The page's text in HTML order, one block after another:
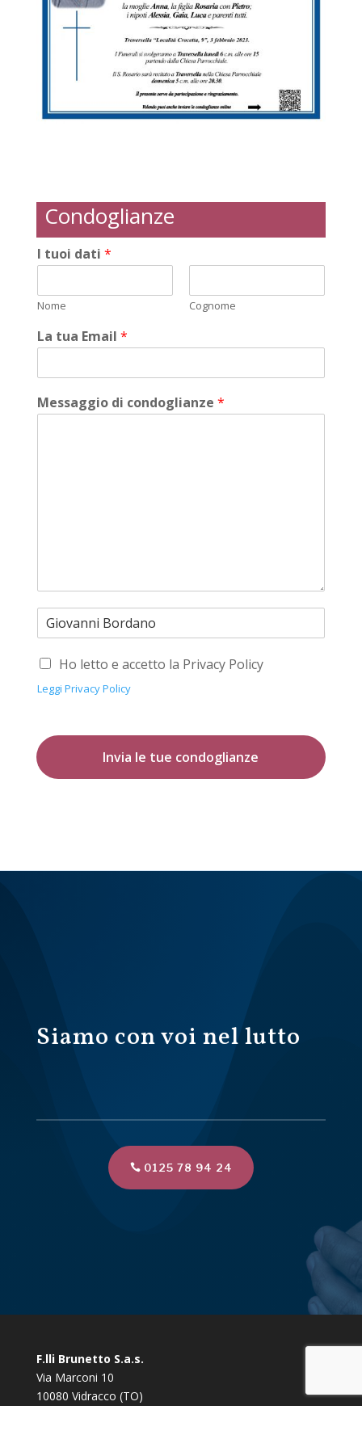
Condoglianze
I tuoi dati *
Nome Cognome
La tua Email *
Messaggio di condoglianze *
Ho letto e accetto la Privacy Policy
Leggi Privacy Policy
Invia le tue condoglianze
Siamo con voi nel lutto
0125 78 94 24
F.lli Brunetto S.a.s.
Via Marconi 10
10080 Vidracco (TO)